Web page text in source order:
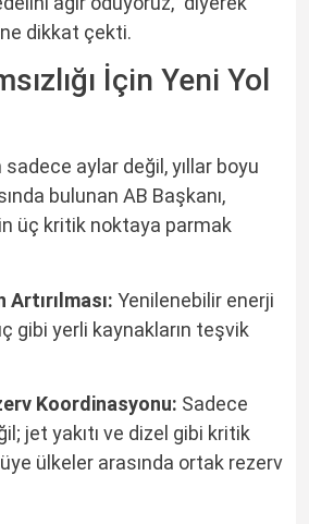
dikkat çekti.
İçin Yeni Yol
aylar değil, yıllar boyu
bulunan AB Başkanı,
üç kritik noktaya parmak
Yenilenebilir enerji
gibi yerli kaynakların teşvik
Koordinasyonu: Sadece
jet yakıtı ve dizel gibi kritik
ülkeler arasında ortak rezerv